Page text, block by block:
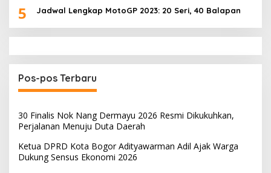
5 Jadwal Lengkap MotoGP 2023: 20 Seri, 40 Balapan
Pos-pos Terbaru
30 Finalis Nok Nang Dermayu 2026 Resmi Dikukuhkan,
Perjalanan Menuju Duta Daerah
Ketua DPRD Kota Bogor Adityawarman Adil Ajak Warga
Dukung Sensus Ekonomi 2026